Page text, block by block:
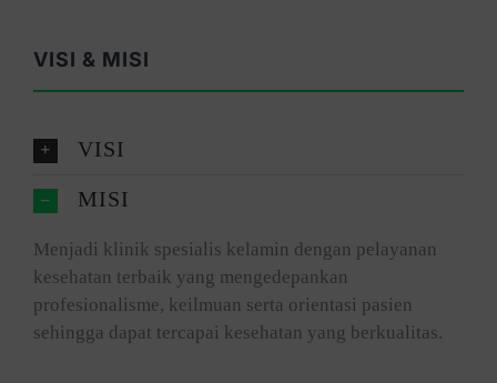
VISI & MISI
VISI
MISI
Menjadi klinik spesialis kelamin dengan pelayanan
kesehatan terbaik yang mengedepankan
profesionalisme, keilmuan serta orientasi pasien
sehingga dapat tercapai kesehatan yang berkualitas.